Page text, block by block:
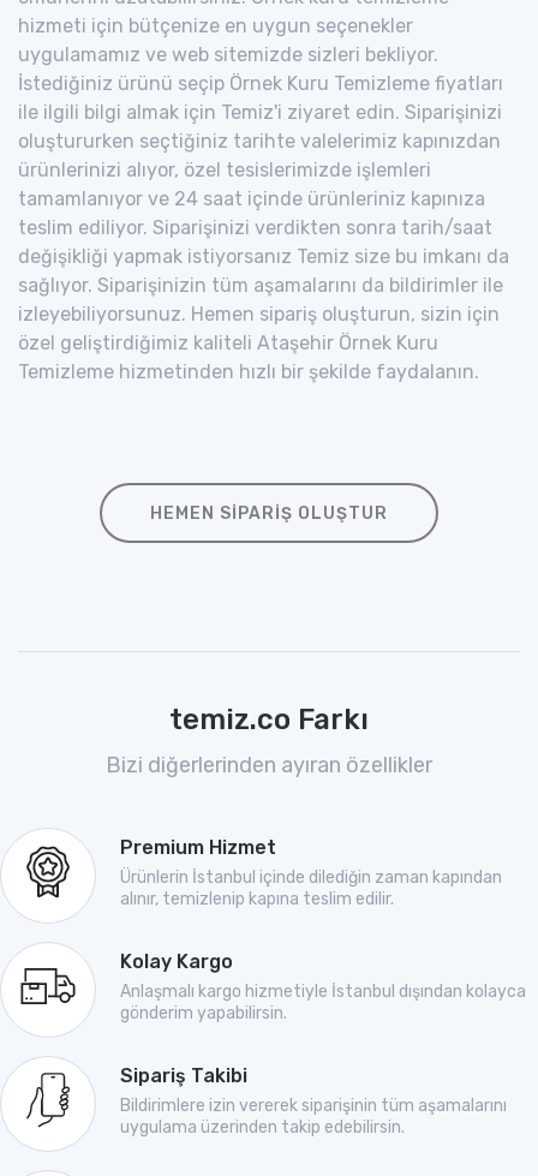
hizmeti için bütçenize en uygun seçenekler
uygulamamız ve web sitemizde sizleri bekliyor.
İstediğiniz ürünü seçip Örnek Kuru Temizleme fiyatları
ile ilgili bilgi almak için Temiz'i ziyaret edin. Siparişinizi
oluştururken seçtiğiniz tarihte valelerimiz kapınızdan
ürünlerinizi alıyor, özel tesislerimizde işlemleri
tamamlanıyor ve 24 saat içinde ürünleriniz kapınıza
teslim ediliyor. Siparişinizi verdikten sonra tarih/saat
değişikliği yapmak istiyorsanız Temiz size bu imkanı da
sağlıyor. Siparişinizin tüm aşamalarını da bildirimler ile
izleyebiliyorsunuz. Hemen sipariş oluşturun, sizin için
özel geliştirdiğimiz kaliteli Ataşehir Örnek Kuru
Temizleme hizmetinden hızlı bir şekilde faydalanın.
HEMEN SIPARIŞ OLUŞTUR
temiz.co Farkı
Bizi diğerlerinden ayıran özellikler
Premium Hizmet
Ürünlerin İstanbul içinde dilediğin zaman kapından
alınır, temizlenip kapına teslim edilir.
Kolay Kargo
Anlaşmalı kargo hizmetiyle İstanbul dışından kolayca
gönderim yapabilirsin.
Sipariş Takibi
Bildirimlere izin vererek siparişinin tüm aşamalarını
uygulama üzerinden takip edebilirsin.